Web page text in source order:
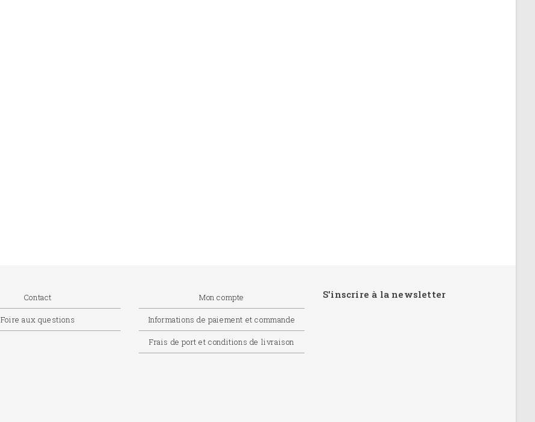
Contact
Foire aux questions
Mon compte
Informations de paiement et commande
Frais de port et conditions de livraison
S'inscrire à la newsletter